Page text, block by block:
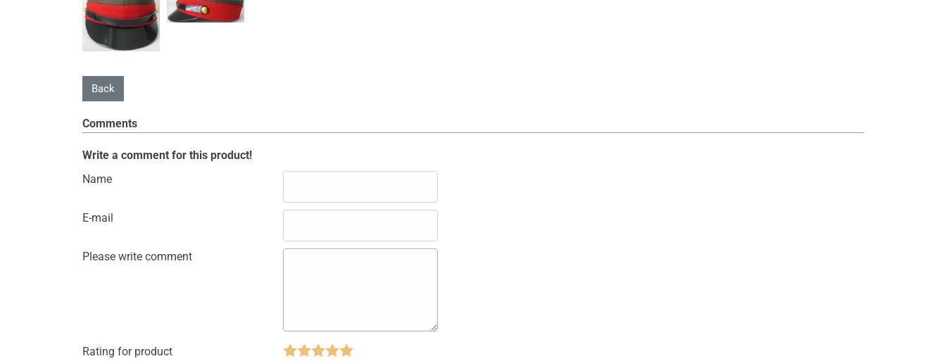
Comments
Write a comment for this product!
Name
E-mail
Please write comment
Rating for product